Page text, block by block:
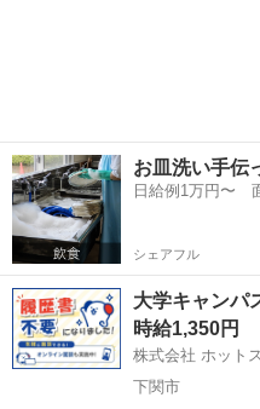
お皿洗い手伝
日給例1万円〜
シェアフル
大学キャンパ
時給1,350円
株式会社 ホット
下関市